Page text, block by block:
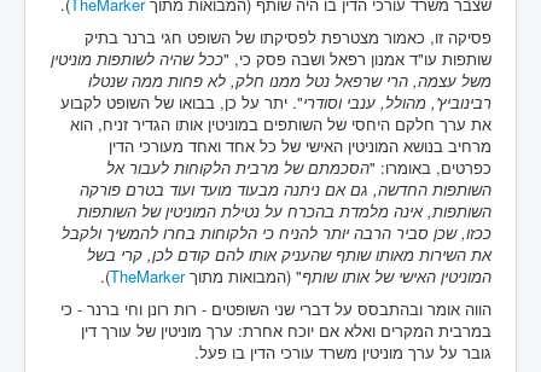
פסיקה זו, כאמור מצטרפת לפסיקתו של השופט חגי ברנר בתיק
שותפות עו"ד אמנון רפאל ושבה פסק כי, "ככל שהיה לשותפות מוניטין
משל עצמה, הרי שרפאל נטל ממנו חלק, לא פחות ממה שנטלו
רבינוביץ', מהולל, ענבי וסודרי". יתר על כן, בבואו של השופט לקבוע
את ערך חלקם היחסי של השותפים במוניטין אותו הגדיר זניח, הוא
מרחיב בנושא המוניטין האישי של כל אחד ואחד מעורכי הדין
כפרטים, באומרו: "הסכמתם של מרבית הלקוחות לעבור אל
השותפות החדשה, גם אם ניתנה מבעוד מועד ועוד בטרם פורקה
השותפות, אינה מלמדת בהכרח על נטילת המוניטין של השותפות
ככזו, שכן סביר הרבה יותר להניח כי הלקוחות בחרו להמשיך ולקבל
את השירות מאותו שותף שהעניק אותו להם קודם לכן, קרי בשל
המוניטין האישי של אותו שותף" (המבואות מתוךTheMarker
).
הווה אומר ובהתבסס על דברי שני השופטים - רות רונן וחי ברנר - כי
במרבית המקרים ואלא אם יוכח אחרת: ערך מוניטין של עורך דין
גובר על ערך מוניטין משרד עורכי הדין בו פעל.